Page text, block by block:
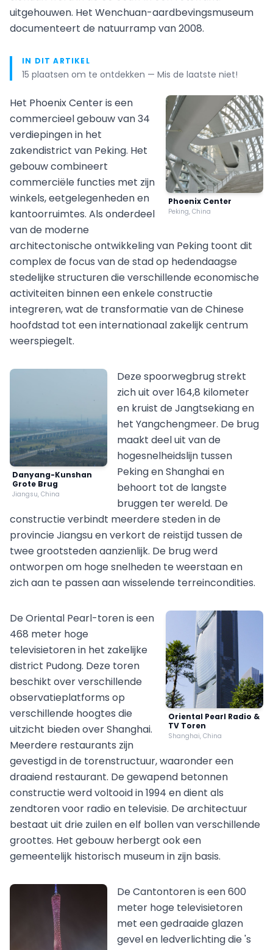
uitgehouwen. Het Wenchuan-aardbevingsmuseum
documenteert de natuurramp van 2008.
IN DIT ARTIKEL
15 plaatsen om te ontdekken — Mis de laatste niet!
Phoenix Center
Peking, China
Het Phoenix Center is een
commercieel gebouw van 34
verdiepingen in het
zakendistrict van Peking. Het
gebouw combineert
commerciële functies met zijn
winkels, eetgelegenheden en
kantoorruimtes. Als onderdeel
van de moderne
architectonische ontwikkeling van Peking toont dit
complex de focus van de stad op hedendaagse
stedelijke structuren die verschillende economische
activiteiten binnen een enkele constructie
integreren, wat de transformatie van de Chinese
hoofdstad tot een internationaal zakelijk centrum
weerspiegelt.
Danyang-Kunshan
Grote Brug
Jiangsu, China
Deze spoorwegbrug strekt
zich uit over 164,8 kilometer
en kruist de Jangtsekiang en
het Yangchengmeer. De brug
maakt deel uit van de
hogesnelheidslijn tussen
Peking en Shanghai en
behoort tot de langste
bruggen ter wereld. De
constructie verbindt meerdere steden in de
provincie Jiangsu en verkort de reistijd tussen de
twee grootsteden aanzienlijk. De brug werd
ontworpen om hoge snelheden te weerstaan en
zich aan te passen aan wisselende terreincondities.
Oriental Pearl Radio &
TV Toren
Shanghai, China
De Oriental Pearl-toren is een
468 meter hoge
televisietoren in het zakelijke
district Pudong. Deze toren
beschikt over verschillende
observatieplatforms op
verschillende hoogtes die
uitzicht bieden over Shanghai.
Meerdere restaurants zijn
gevestigd in de torenstructuur, waaronder een
draaiend restaurant. De gewapend betonnen
constructie werd voltooid in 1994 en dient als
zendtoren voor radio en televisie. De architectuur
bestaat uit drie zuilen en elf bollen van verschillende
groottes. Het gebouw herbergt ook een
gemeentelijk historisch museum in zijn basis.
De Cantontoren is een 600
meter hoge televisietoren
met een gedraaide glazen
gevel en ledverlichting die 's